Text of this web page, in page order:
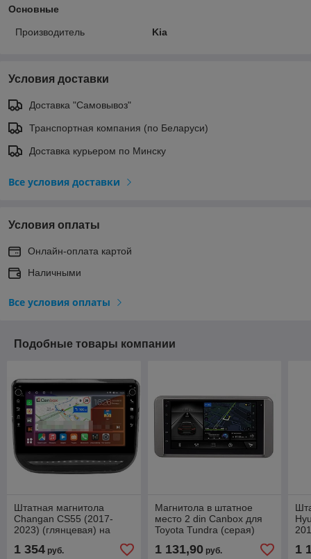
Основные
Производитель Kia
Условия доставки
Доставка "Самовывоз"
Транспортная компания (по Беларуси)
Доставка курьером по Минску
Все условия доставки
Условия оплаты
Онлайн-оплата картой
Наличными
Все условия оплаты
Подобные товары компании
Штатная магнитола
Changan CS55 (2017-
2023) (глянцевая) на
Android 10 (4G-SIM, 4/64,
DSP, QLed
1 354 руб.
Магнитола в штатное
место 2 din Canbox для
Toyota Tundra (серая)
Android 10 (4G-SIM, 4/64,
DSP)
1 131,90руб. 1